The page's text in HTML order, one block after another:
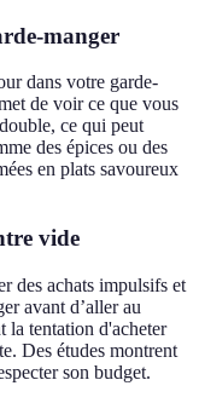
manger
dans votre garde-
de voir ce que vous
ce qui peut
des épices ou des
en plats savoureux
vide
des achats impulsifs et
avant d’aller au
la tentation d'acheter
Des études montrent
son budget.